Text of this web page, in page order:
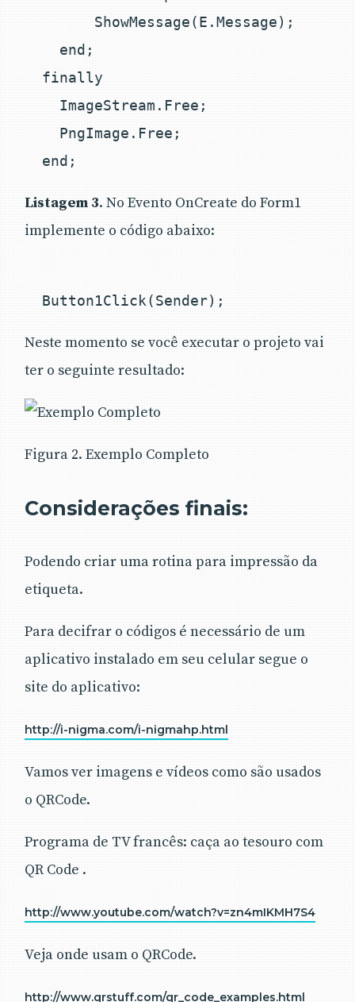
        ShowMessage(E.Message);
    end;
  finally
    ImageStream.Free;
    PngImage.Free;
Listagem 3. No Evento OnCreate do Form1
implemente o código abaixo:
Neste momento se você executar o projeto vai
ter o seguinte resultado:
Figura 2. Exemplo Completo
Considerações finais:
Podendo criar uma rotina para impressão da
etiqueta.
Para decifrar o códigos é necessário de um
aplicativo instalado em seu celular segue o
site do aplicativo:
http://i-nigma.com/i-nigmahp.html
Vamos ver imagens e vídeos como são usados
o QRCode.
Programa de TV francês: caça ao tesouro com
QR Code .
http://www.youtube.com/watch?v=zn4mIKMH7S4
Veja onde usam o QRCode.
http://www.qrstuff.com/qr_code_examples.html